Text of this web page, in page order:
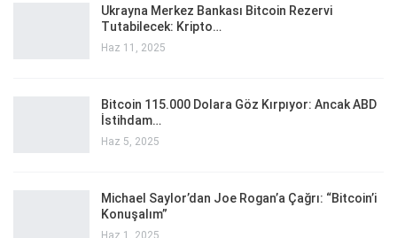
Ukrayna Merkez Bankası Bitcoin Rezervi
Tutabilecek: Kripto…
Haz 11, 2025
Bitcoin 115.000 Dolara Göz Kırpıyor: Ancak ABD
İstihdam…
Haz 5, 2025
Michael Saylor’dan Joe Rogan’a Çağrı: “Bitcoin’i
Konuşalım”